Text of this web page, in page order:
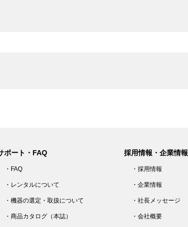
ポート・FAQ
・FAQ
・レンタルについて
・機器の選定・取扱について
・商品カタログ（本誌）
採用情報・企業情報
・採用情報
・企業情報
・社長メッセージ
・会社概要